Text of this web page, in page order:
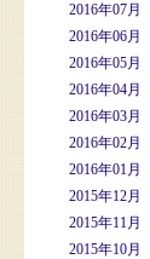
2016年07月
2016年06月
2016年05月
2016年04月
2016年03月
2016年02月
2016年01月
2015年12月
2015年11月
2015年10月